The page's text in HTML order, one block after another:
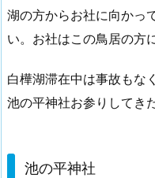
湖の方からお社に向かっ
い。お社はこの鳥居の方
白樺湖滞在中は事故もな
池の平神社お参りしてき
池の平神社